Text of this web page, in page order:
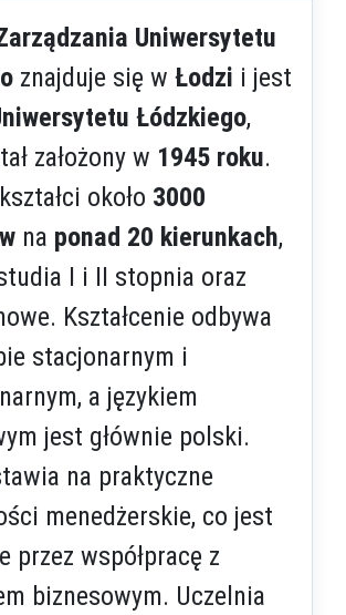
Uniwersytetu
znajduje się w Łodzi i jest
Łódzkiego,
założony w 1945 roku.
około 3000
na ponad 20 kierunkach,
I i II stopnia oraz
Kształcenie odbywa
stacjonarnym i
a językiem
jest głównie polski.
na praktyczne
menedżerskie, co jest
przez współpracę z
biznesowym. Uczelnia